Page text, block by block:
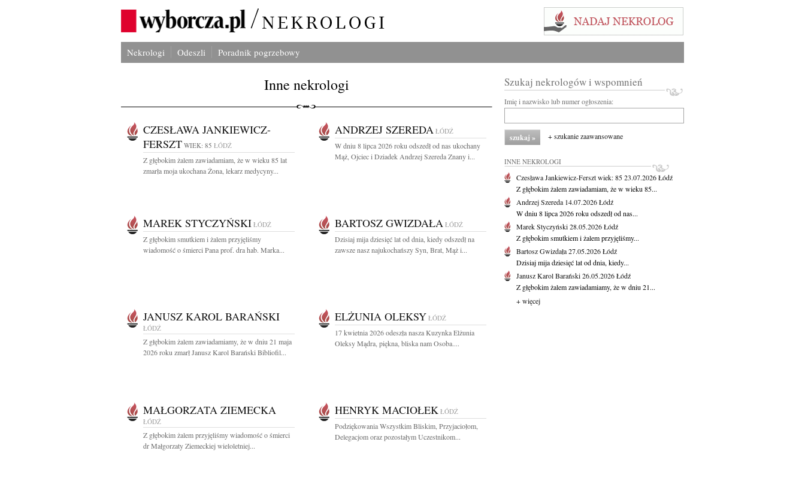
Nekrologi Odeszli Poradnik pogrzebowy
Inne nekrologi
CZESŁAWA JANKIEWICZ-
FERSZT WIEK: 85 ŁÓDŹ
Z głębokim żalem zawiadamiam, że w wieku 85 lat
zmarła moja ukochana Żona, lekarz medycyny...
ANDRZEJ SZEREDA ŁÓDŹ
W dniu 8 lipca 2026 roku odszedł od nas ukochany
Mąż, Ojciec i Dziadek Andrzej Szereda Znany i...
MAREK STYCZYŃSKI ŁÓDŹ
Z głębokim smutkiem i żalem przyjęliśmy
wiadomość o śmierci Pana prof. dra hab. Marka...
BARTOSZ GWIZDAŁA ŁÓDŹ
Dzisiaj mija dziesięć lat od dnia, kiedy odszedł na
zawsze nasz najukochańszy Syn, Brat, Mąż i...
JANUSZ KAROL BARAŃSKI
ŁÓDŹ
Z głębokim żalem zawiadamiamy, że w dniu 21 maja
2026 roku zmarł Janusz Karol Barański Bibliofil...
ELŻUNIA OLEKSY ŁÓDŹ
17 kwietnia 2026 odeszła nasza Kuzynka Elżunia
Oleksy Mądra, piękna, bliska nam Osoba....
MAŁGORZATA ZIEMECKA
ŁÓDŹ
Z głębokim żalem przyjęliśmy wiadomość o śmierci
dr Małgorzaty Ziemeckiej wieloletniej...
HENRYK MACIOŁEK ŁÓDŹ
Podziękowania Wszystkim Bliskim, Przyjaciołom,
Delegacjom oraz pozostałym Uczestnikom...
Szukaj nekrologów i wspomnień
Imię i nazwisko lub numer ogłoszenia:
+ szukanie zaawansowane
INNE NEKROLOGI
Czesława Jankiewicz-Fersztwiek: 8523.07.2026Łódź
Z głębokim żalem zawiadamiam, że w wieku 85...
Andrzej Szereda 14.07.2026Łódź
W dniu 8 lipca 2026 roku odszedł od nas...
Marek Styczyński28.05.2026Łódź
Z głębokim smutkiem i żalem przyjęliśmy...
Bartosz Gwizdała27.05.2026Łódź
Dzisiaj mija dziesięć lat od dnia, kiedy...
Janusz Karol Barański26.05.2026Łódź
Z głębokim żalem zawiadamiamy, że w dniu 21...
+ więcej